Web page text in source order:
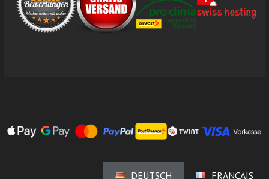
DEUTSCH FRANÇAIS